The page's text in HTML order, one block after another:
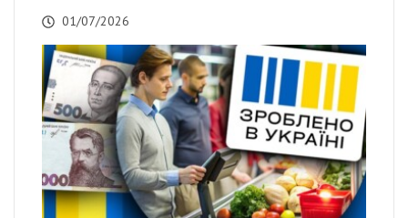
01/07/2026